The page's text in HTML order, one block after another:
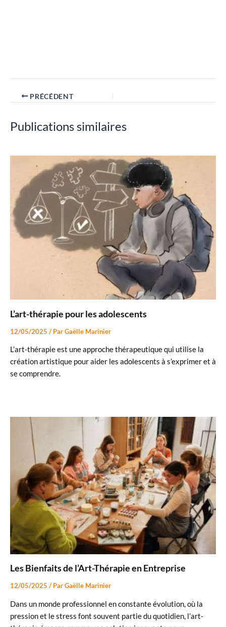
PRÉCÉDENT
Publications similaires
L’art-thérapie pour les adolescents
12/05/2025 / ParGaëlle Marinier
L’art-thérapie est une approche thérapeutique qui utilise la
création artistique pour aider les adolescents à s’exprimer et à
se comprendre.
Les Bienfaits de l’Art-Thérapie en Entreprise
12/05/2025 / ParGaëlle Marinier
Dans un monde professionnel en constante évolution, où la
pression et le stress font souvent partie du quotidien, l’art-